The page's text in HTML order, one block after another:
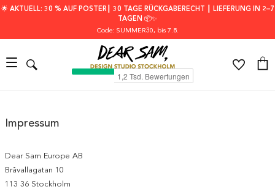
🌟 AKTUELL: 30 % AUF POSTER┃ 30 TAGE RÜCKGABERECHT ┃ LIEFERUNG IN 2–7
TAGEN 📦✨
Code: SUMMER30, bis 7.8.
Impressum
Dear Sam Europe AB
Bråvallagatan 10
113 36 Stockholm